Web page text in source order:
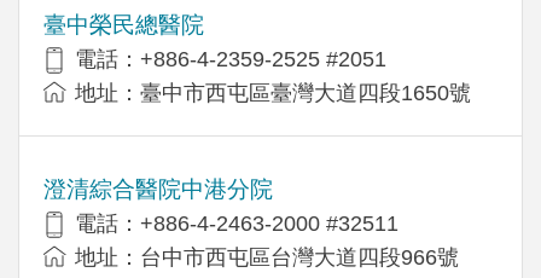
臺中榮民總醫院
電話：+886-4-2359-2525 #2051
地址：臺中市西屯區臺灣大道四段1650號
澄清綜合醫院中港分院
電話：+886-4-2463-2000 #32511
地址：台中市西屯區台灣大道四段966號